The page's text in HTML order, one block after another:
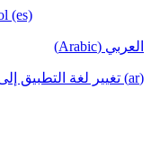
(es)
العربي (Arabic)
(ar) تغيير لغة التطبيق إلى العربية